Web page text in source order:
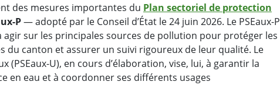
des mesures importantes du Plan sectoriel de protection
P— adopté par le Conseil d’État le 24 juin 2026. Le PSEaux-P
agir sur les principales sources de pollution pour protéger les
du canton et assurer un suivi rigoureux de leur qualité. Le
(PSEaux-U), en cours d’élaboration, vise, lui, à garantir la
en eau et à coordonner ses différents usages